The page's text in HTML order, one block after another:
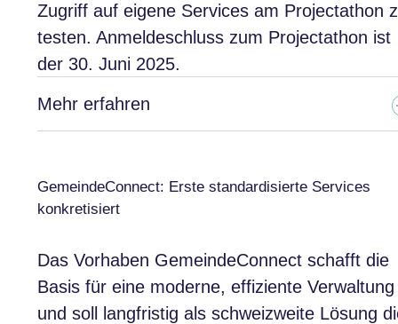
Zugriff auf eigene Services am Projectathon
testen. Anmeldeschluss zum Projectathon ist
der 30. Juni 2025.
Mehr erfahren
GemeindeConnect: Erste standardisierte Services
konkretisiert
Das Vorhaben GemeindeConnect schafft die
Basis für eine moderne, effiziente Verwaltung
und soll langfristig als schweizweite Lösung